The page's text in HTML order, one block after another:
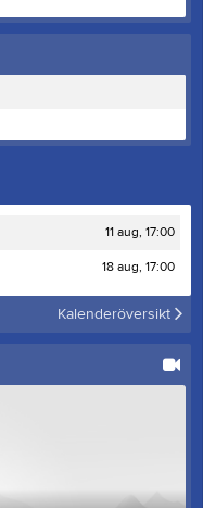
11 aug, 17:00
18 aug, 17:00
Kalenderöversikt